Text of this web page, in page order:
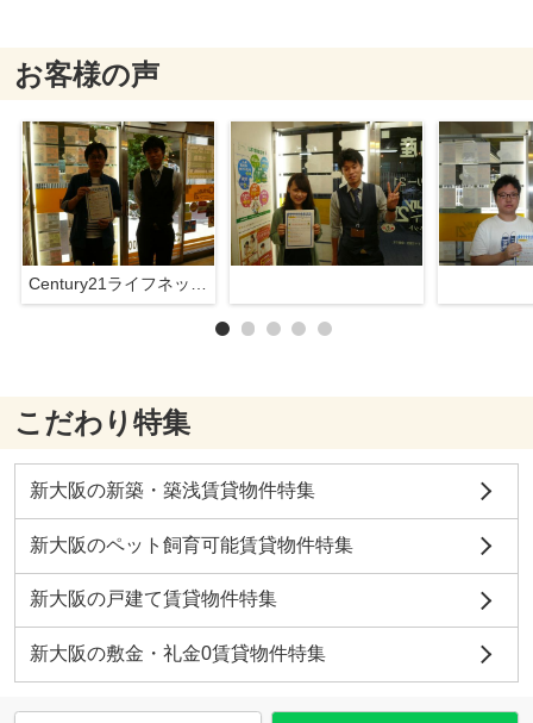
お客様の声
こだわり特集
新大阪の新築・築浅賃貸物件特集
新大阪のペット飼育可能賃貸物件特集
新大阪の戸建て賃貸物件特集
新大阪の敷金・礼金0賃貸物件特集